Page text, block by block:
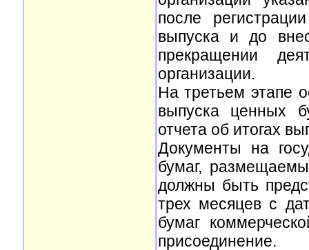
после
выпуска и до
прекращении
организации.
На третьем этапе
выпуска ценных
отчета об итогах
Документы на
бумаг,
должны быть
трех месяцев с
бумаг
присоединение.